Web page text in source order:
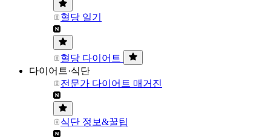
혈당 일기
혈당 다이어트
다이어트·식단
전문가 다이어트 매거진
식단 정보&꿀팁